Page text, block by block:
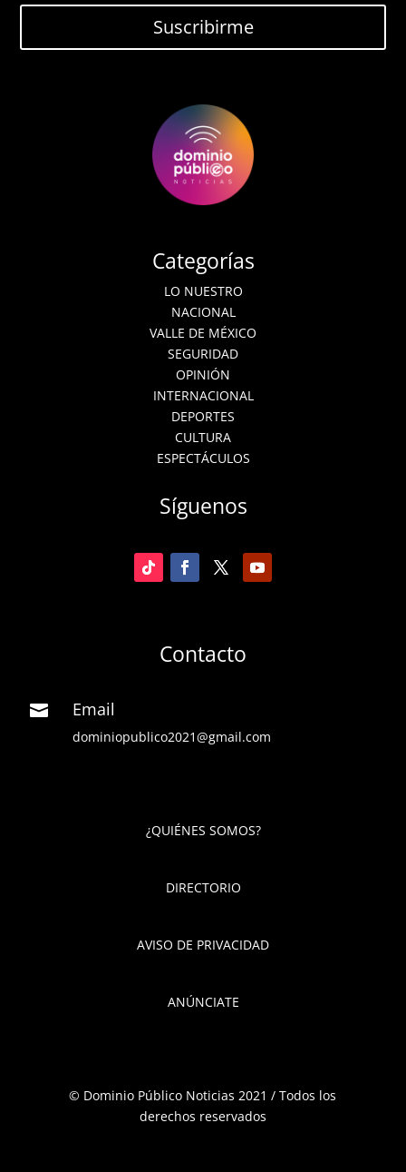
Suscribirme
Categorías
LO NUESTRO
NACIONAL
VALLE DE MÉXICO
SEGURIDAD
OPINIÓN
INTERNACIONAL
DEPORTES
CULTURA
ESPECTÁCULOS
Síguenos
Contacto
 Email
dominiopublico2021@gmail.com
¿QUIÉNES SOMOS?
DIRECTORIO
AVISO DE PRIVACIDAD
ANÚNCIATE
© Dominio Público Noticias 2021 / Todos los
derechos reservados